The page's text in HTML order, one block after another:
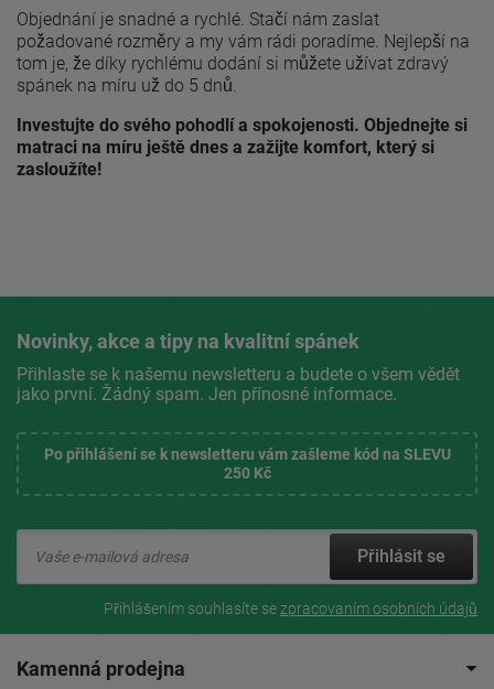
Objednání je snadné a rychlé. Stačí nám zaslat
požadované rozměry a my vám rádi poradíme. Nejlepší na
tom je, že díky rychlému dodání si můžete užívat zdravý
spánek na míru už do 5 dnů.
Investujte do svého pohodlí a spokojenosti. Objednejte si
matraci na míru ještě dnes a zažijte komfort, který si
zasloužíte!
Novinky, akce a tipy na kvalitní spánek
Přihlaste se k našemu newsletteru a budete o všem vědět
jako první. Žádný spam. Jen přínosné informace.
Po přihlášení se k newsletteru vám zašleme kód na SLEVU
250 Kč
Přihlásit se
Přihlášením souhlasíte sezpracovaním osobních údajů
Kamenná prodejna